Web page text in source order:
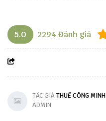
5.0 2294 Đánh giá
TÁC GIẢTHUẾ CÔNG MINH
ADMIN